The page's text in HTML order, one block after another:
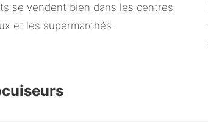
se vendent bien dans les centres
et les supermarchés.